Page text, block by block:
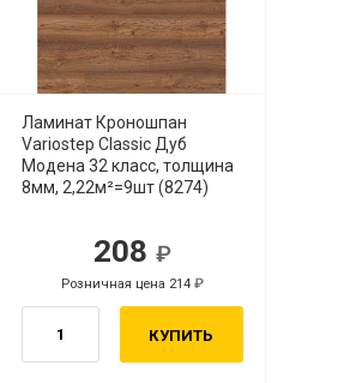
Ламинат Кроношпан
Variostep Classic Дуб
Модена 32 класс, толщина
8мм, 2,22м²=9шт (8274)
208
Розничная цена 214
КУПИТЬ